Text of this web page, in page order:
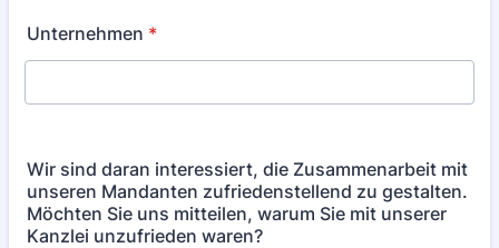
Unternehmen *
Wir sind daran interessiert, die Zusammenarbeit mit
unseren Mandanten zufriedenstellend zu gestalten.
Möchten Sie uns mitteilen, warum Sie mit unserer
Kanzlei unzufrieden waren?